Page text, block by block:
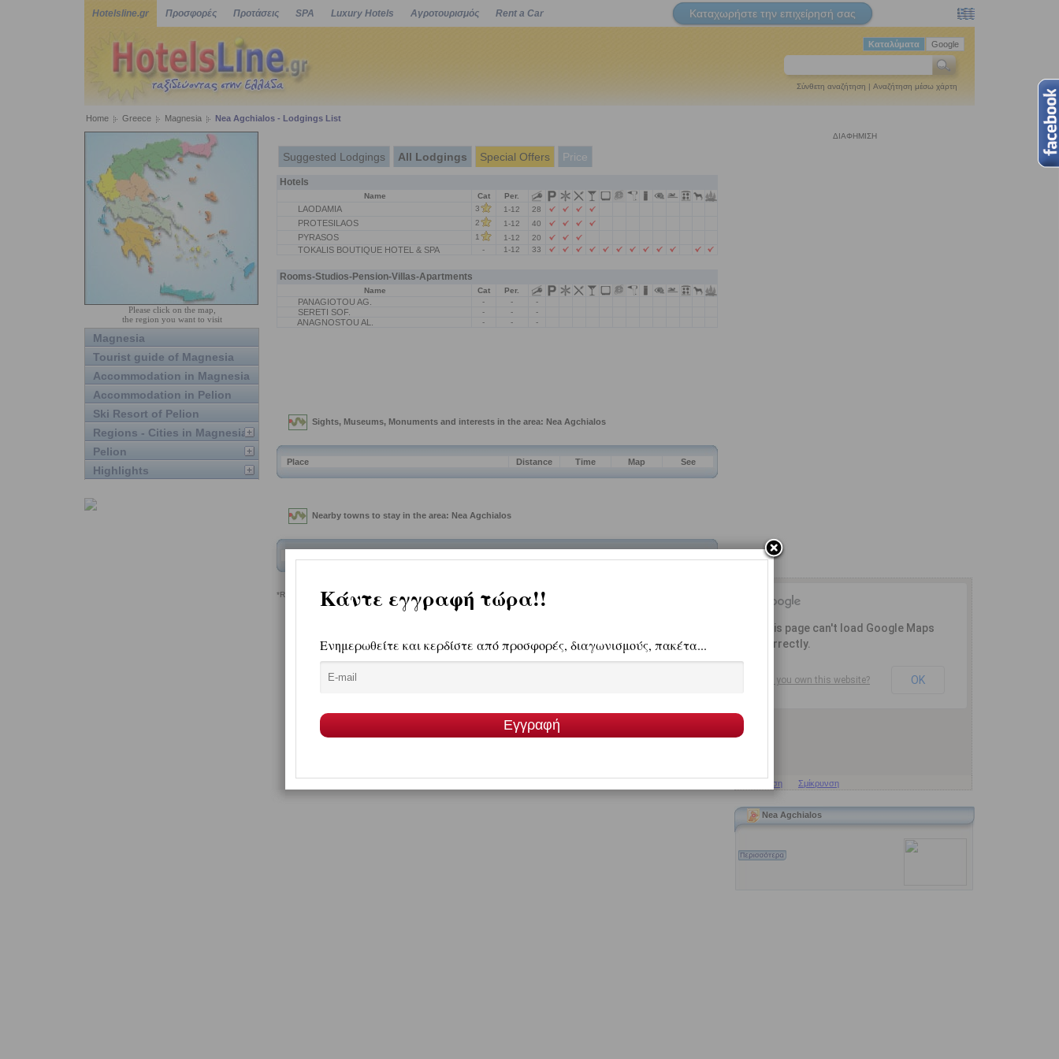
Hotelsline.gr Προσφορές Προτάσεις SPA Luxury Hotels Αγροτουρισμός Rent a Car Καταχωρήστε την επιχείρησή σας
Google
Καταλύματα
Σύνθετη αναζήτηση | Αναζήτηση μέσω χάρτη
Home Greece Magnesia Nea Agchialos - Lodgings List
Please click on the map,
the region you want to visit
Magnesia
Tourist guide of Magnesia
Accommodation in Magnesia
Accommodation in Pelion
Ski Resort of Pelion
Regions - Cities in Magnesia
Pelion
Highlights
Suggested Lodgings All Lodgings Special Offers Price
Hotels
Name Cat Per.
LAODAMIA 3 1-12 28
PROTESILAOS 2 1-12 40
PYRASOS 1 1-12 20
TOKALIS BOUTIQUE HOTEL & SPA - 1-12 33
Rooms-Studios-Pension-Villas-Apartments
Name Cat Per.
PANAGIOTOU AG. - - -
SERETI SOF. - - -
ANAGNOSTOU AL. - - -
ΔΙΑΦΗΜΙΣΗ
Μεγέθυνση Σμίκρυνση
Nea Agchialos